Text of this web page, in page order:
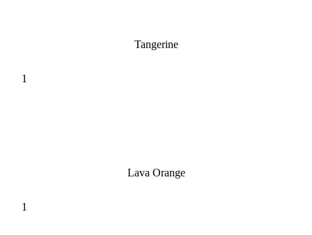
Tangerine
Lava Orange